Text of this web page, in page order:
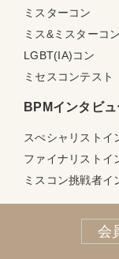
ミスターコン
ミス&ミスターコン
LGBT(IA)コン
ミセスコンテスト
BPMインタビュ
スぺシャリストイ
ファイナリストイ
ミスコン挑戦者イ
国内大会情報
会